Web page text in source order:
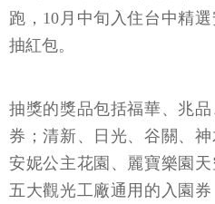
跑，10月中旬入住台中精
抽紅包。
抽獎的獎品包括福華、兆
券；清新、日光、谷關、
安妮公主花園、麗寶樂園
五大觀光工廠通用的入園券